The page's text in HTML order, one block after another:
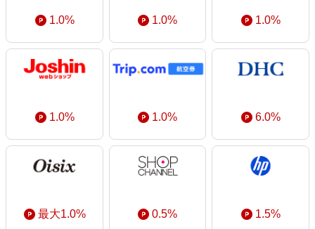
1.0% 1.0% 1.0%
1.0% 1.0% 6.0%
最大1.0% 0.5% 1.5%